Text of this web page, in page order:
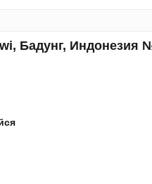
Бадунг, Индонезия